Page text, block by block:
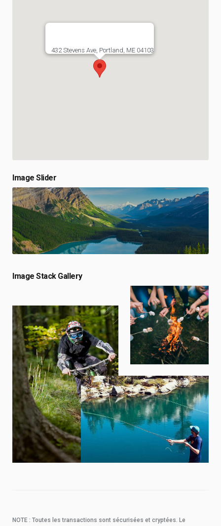
432 Stevens Ave, Portland, ME 04103
Image Slider
Image Stack Gallery
NOTE : Toutes les transactions sont sécurisées et cryptées. Le